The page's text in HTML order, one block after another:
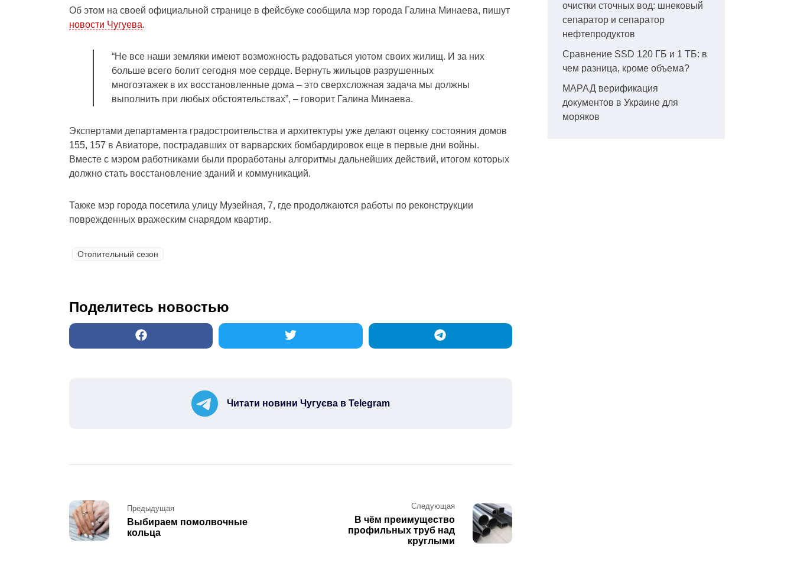
Об этом на своей официальной странице в фейсбуке сообщила мэр города Галина Минаева, пишут
новости Чугуева.
“Не все наши земляки имеют возможность радоваться уютом своих жилищ. И за них
больше всего болит сегодня мое сердце. Вернуть жильцов разрушенных
многоэтажек в их восстановленные дома – это сверхсложная задача мы должны
выполнить при любых обстоятельствах”, – говорит Галина Минаева.
Экспертами департамента градостроительства и архитектуры уже делают оценку состояния домов
155, 157 в Авиаторе, пострадавших от варварских бомбардировок еще в первые дни войны.
Вместе с мэром работниками были проработаны алгоритмы дальнейших действий, итогом которых
должно стать восстановление зданий и коммуникаций.
Также мэр города посетила улицу Музейная, 7, где продолжаются работы по реконструкции
поврежденных вражеским снарядом квартир.
Отопительный сезон
Поделитесь новостью
Читати новини Чугуєва в Telegram
Post
navigation
Предыдущая
Выбираем помолвочные
кольца
Следующая
В чём преимущество
профильных труб над
круглыми
очистки сточных вод: шнековый
сепаратор и сепаратор
нефтепродуктов
Сравнение SSD 120 ГБ и 1 ТБ: в
чем разница, кроме объема?
МАРАД верификация
документов в Украине для
моряков